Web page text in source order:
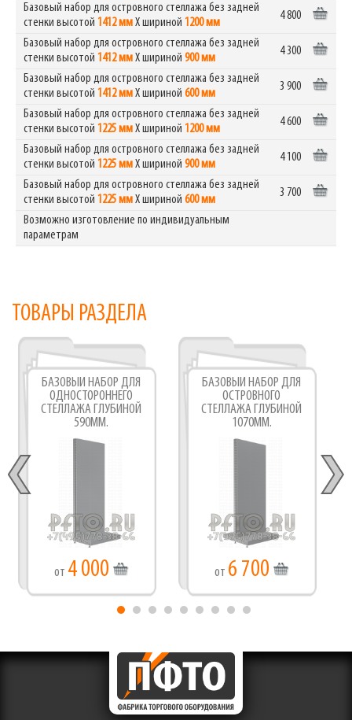
Базовый набор для островного стеллажа без задней
стенки высотой 1412 ммХ шириной 1200 мм
4 800
Базовый набор для островного стеллажа без задней
стенки высотой 1412 ммХ шириной 900 мм
4 300
Базовый набор для островного стеллажа без задней
стенки высотой 1412 ммХ шириной 600 мм
3 900
Базовый набор для островного стеллажа без задней
стенки высотой 1225 ммХ шириной 1200 мм
4 600
Базовый набор для островного стеллажа без задней
стенки высотой 1225 ммХ шириной 900 мм
4 100
Базовый набор для островного стеллажа без задней
стенки высотой 1225 ммХ шириной 600 мм
3 700
Возможно изготовление по индивидуальным
параметрам
ТОВАРЫ РАЗДЕЛА
БАЗОВЫЙ НАБОР ДЛЯ
ОДНОСТОРОННЕГО
СТЕЛЛАЖА ГЛУБИНОЙ
590ММ.
от 4 000
БАЗОВЫЙ НАБОР ДЛЯ
ОСТРОВНОГО
СТЕЛЛАЖА ГЛУБИНОЙ
1070ММ.
от 6 700